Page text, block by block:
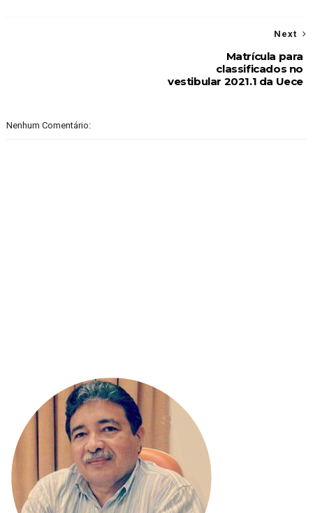
Next
Matrícula para
classificados no
vestibular 2021.1 da Uece
Nenhum Comentário: